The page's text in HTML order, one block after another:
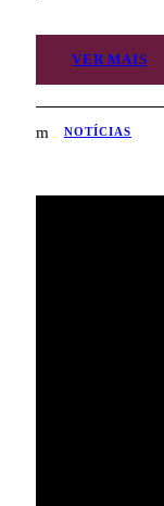
VER MAIS
NOTÍCIAS